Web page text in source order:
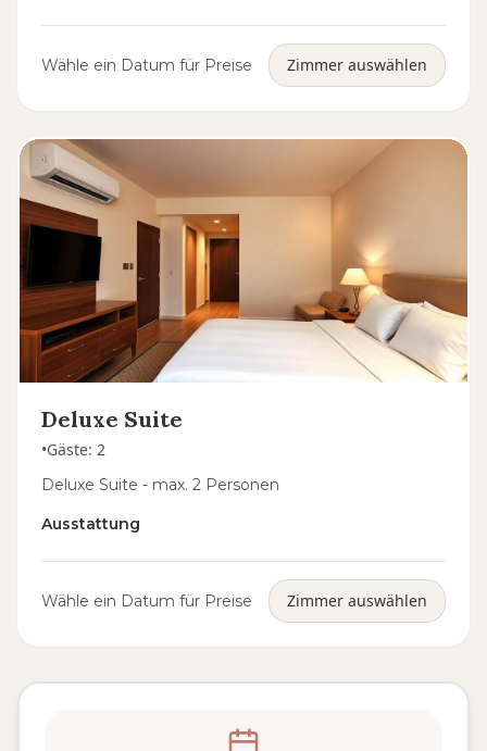
Wähle ein Datum für Preise Zimmer auswählen
Deluxe Suite
•Gäste: 2
Deluxe Suite - max. 2 Personen
Ausstattung
Wähle ein Datum für Preise Zimmer auswählen